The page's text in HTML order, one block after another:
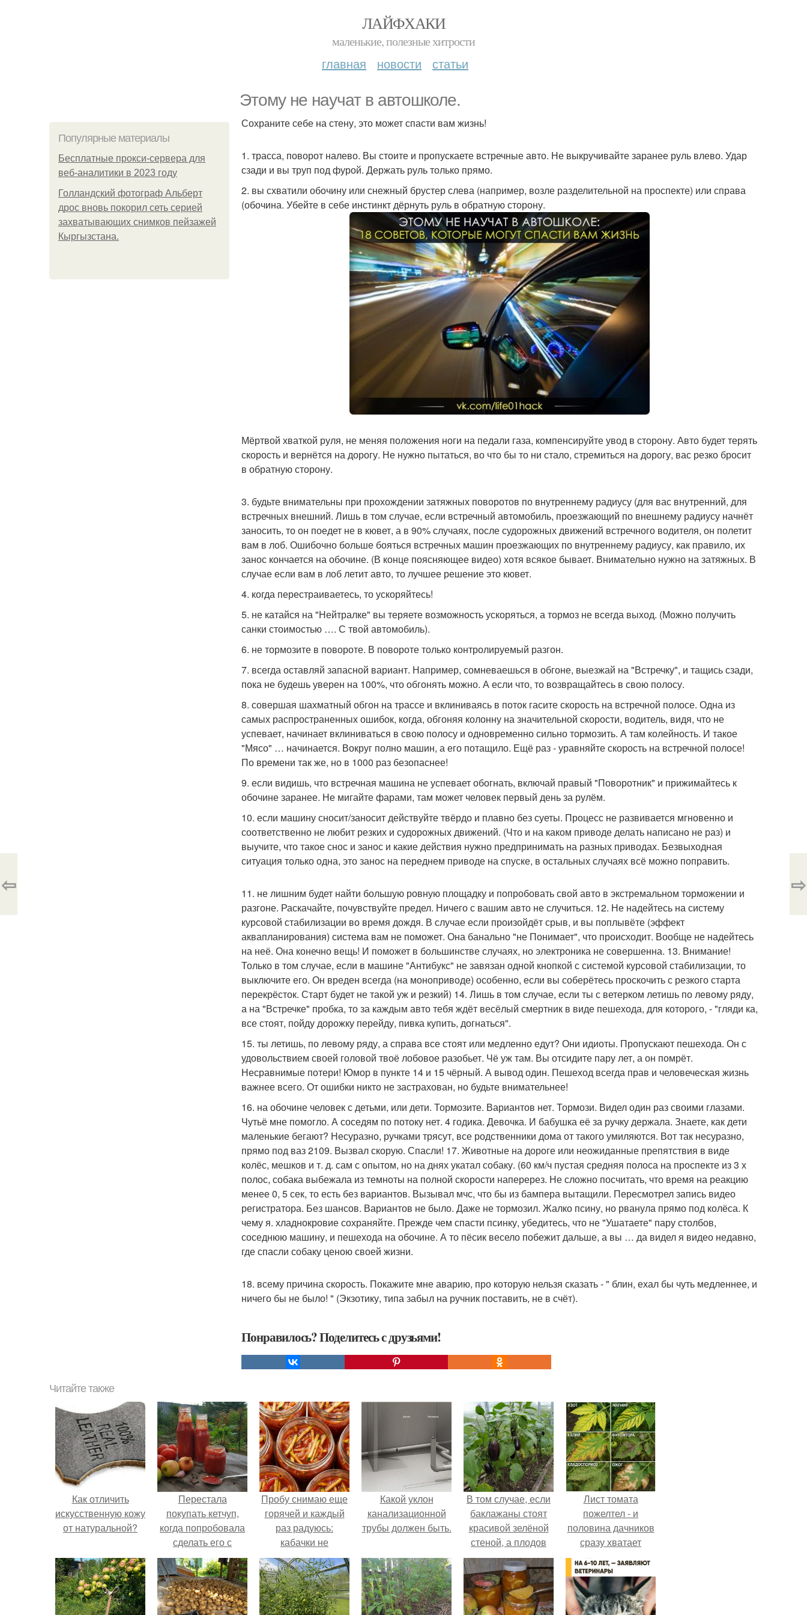
ЛАЙФХАКИ
маленькие, полезные хитрости
главная новости статьи
Этому не научат в автошколе.
Популярные материалы
Бесплатные прокси-сервера для
веб-аналитики в 2023 году
Голландский фотограф Альберт
дрос вновь покорил сеть серией
захватывающих снимков пейзажей
Кыргызстана.
Сохраните себе на стену, это может спасти вам жизнь!
1. трасса, поворот налево. Вы стоите и пропускаете встречные авто. Не выкручивайте заранее руль влево. Удар
сзади и вы труп под фурой. Держать руль только прямо.
2. вы схватили обочину или снежный брустер слева (например, возле разделительной на проспекте) или справа
(обочина. Убейте в себе инстинкт дёрнуть руль в обратную сторону.
Мёртвой хваткой руля, не меняя положения ноги на педали газа, компенсируйте увод в сторону. Авто будет терять
скорость и вернётся на дорогу. Не нужно пытаться, во что бы то ни стало, стремиться на дорогу, вас резко бросит
в обратную сторону.
3. будьте внимательны при прохождении затяжных поворотов по внутреннему радиусу (для вас внутренний, для
встречных внешний. Лишь в том случае, если встречный автомобиль, проезжающий по внешнему радиусу начнёт
заносить, то он поедет не в кювет, а в 90% случаях, после судорожных движений встречного водителя, он полетит
вам в лоб. Ошибочно больше бояться встречных машин проезжающих по внутреннему радиусу, как правило, их
занос кончается на обочине. (В конце поясняющее видео) хотя всякое бывает. Внимательно нужно на затяжных. В
случае если вам в лоб летит авто, то лучшее решение это кювет.
4. когда перестраиваетесь, то ускоряйтесь!
5. не катайся на "Нейтралке" вы теряете возможность ускоряться, а тормоз не всегда выход. (Можно получить
санки стоимостью …. С твой автомобиль).
6. не тормозите в повороте. В повороте только контролируемый разгон.
7. всегда оставляй запасной вариант. Например, сомневаешься в обгоне, выезжай на "Встречку", и тащись сзади,
пока не будешь уверен на 100%, что обгонять можно. А если что, то возвращайтесь в свою полосу.
8. совершая шахматный обгон на трассе и вклиниваясь в поток гасите скорость на встречной полосе. Одна из
самых распространенных ошибок, когда, обгоняя колонну на значительной скорости, водитель, видя, что не
успевает, начинает вклиниваться в свою полосу и одновременно сильно тормозить. А там колейность. И такое
"Мясо" … начинается. Вокруг полно машин, а его потащило. Ещё раз - уравняйте скорость на встречной полосе!
По времени так же, но в 1000 раз безопаснее!
9. если видишь, что встречная машина не успевает обогнать, включай правый "Поворотник" и прижимайтесь к
обочине заранее. Не мигайте фарами, там может человек первый день за рулём.
10. если машину сносит/заносит действуйте твёрдо и плавно без суеты. Процесс не развивается мгновенно и
соответственно не любит резких и судорожных движений. (Что и на каком приводе делать написано не раз) и
выучите, что такое снос и занос и какие действия нужно предпринимать на разных приводах. Безвыходная
ситуация только одна, это занос на переднем приводе на спуске, в остальных случаях всё можно поправить.
11. не лишним будет найти большую ровную площадку и попробовать свой авто в экстремальном торможении и
разгоне. Раскачайте, почувствуйте предел. Ничего с вашим авто не случиться. 12. Не надейтесь на систему
курсовой стабилизации во время дождя. В случае если произойдёт срыв, и вы поплывёте (эффект
аквапланирования) система вам не поможет. Она банально "не Понимает", что происходит. Вообще не надейтесь
на неё. Она конечно вещь! И поможет в большинстве случаях, но электроника не совершенна. 13. Внимание!
Только в том случае, если в машине "Антибукс" не завязан одной кнопкой с системой курсовой стабилизации, то
выключите его. Он вреден всегда (на моноприводе) особенно, если вы соберётесь проскочить с резкого старта
перекрёсток. Старт будет не такой уж и резкий) 14. Лишь в том случае, если ты с ветерком летишь по левому ряду,
а на "Встречке" пробка, то за каждым авто тебя ждёт весёлый смертник в виде пешехода, для которого, - "гляди ка,
все стоят, пойду дорожку перейду, пивка купить, догнаться".
15. ты летишь, по левому ряду, а справа все стоят или медленно едут? Они идиоты. Пропускают пешехода. Он с
удовольствием своей головой твоё лобовое разобьет. Чё уж там. Вы отсидите пару лет, а он помрёт.
Несравнимые потери! Юмор в пункте 14 и 15 чёрный. А вывод один. Пешеход всегда прав и человеческая жизнь
важнее всего. От ошибки никто не застрахован, но будьте внимательнее!
16. на обочине человек с детьми, или дети. Тормозите. Вариантов нет. Тормози. Видел один раз своими глазами.
Чутьё мне помогло. А соседям по потоку нет. 4 годика. Девочка. И бабушка её за ручку держала. Знаете, как дети
маленькие бегают? Несуразно, ручками трясут, все родственники дома от такого умиляются. Вот так несуразно,
прямо под ваз 2109. Вызвал скорую. Спасли! 17. Животные на дороге или неожиданные препятствия в виде
колёс, мешков и т. д. сам с опытом, но на днях укатал собаку. (60 км/ч пустая средняя полоса на проспекте из 3 х
полос, собака выбежала из темноты на полной скорости наперерез. Не сложно посчитать, что время на реакцию
менее 0, 5 сек, то есть без вариантов. Вызывал мчс, что бы из бампера вытащили. Пересмотрел запись видео
регистратора. Без шансов. Вариантов не было. Даже не тормозил. Жалко псину, но рванула прямо под колёса. К
чему я. хладнокровие сохраняйте. Прежде чем спасти псинку, убедитесь, что не "Ушатаете" пару столбов,
соседнюю машину, и пешехода на обочине. А то пёсик весело побежит дальше, а вы … да видел я видео недавно,
где спасли собаку ценою своей жизни.
18. всему причина скорость. Покажите мне аварию, про которую нельзя сказать - " блин, ехал бы чуть медленнее, и
ничего бы не было! " (Экзотику, типа забыл на ручник поставить, не в счёт).
Понравилось? Поделитесь с друзьями!
⇦ ⇨
Читайте также
Как отличить
искусственную кожу
от натуральной?
Перестала
покупать кетчуп,
когда попробовала
сделать его с
яблоками.
Пробу снимаю еще
горячей и каждый
раз радуюсь:
кабачки не
развариваются, а
соус получается
густым и
пикантным.
Какой уклон
канализационной
трубы должен быть.
В том случае, если
баклажаны стоят
красивой зелёной
стеной, а плодов
почти не видно -
радоваться тут
нечему.
Лист томата
пожелтел - и
половина дачников
сразу хватает
удобрение.